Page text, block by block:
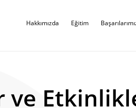
Hakkımızda Eğitim
ve